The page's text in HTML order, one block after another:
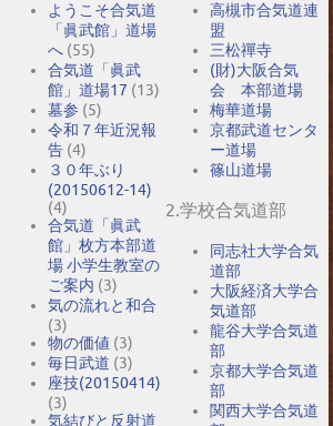
ようこそ合気道
「眞武館」道場
へ (55)
合気道「眞武
館」道場17 (13)
墓参 (5)
令和７年近況報
告 (4)
３０年ぶり
(20150612-14)
(4)
合気道「眞武
館」枚方本部道
場 小学生教室の
ご案内 (3)
気の流れと和合
(3)
物の価値 (3)
毎日武道 (3)
座技(20150414)
(3)
気結びと反射道
高槻市合気道連
盟
三松禪寺
(財)大阪合気
会 本部道場
梅華道場
京都武道センタ
ー道場
篠山道場
2.学校合気道部
同志社大学合気
道部
大阪経済大学合
気道部
龍谷大学合気道
部
京都大学合気道
部
関西大学合気道